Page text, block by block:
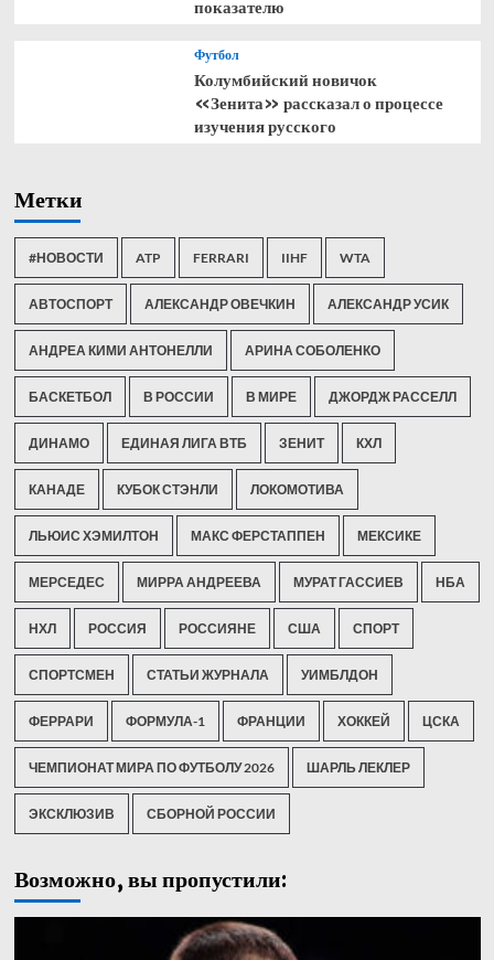
показателю
Футбол
Колумбийский новичок
«Зенита» рассказал о процессе
изучения русского
Метки
#НОВОСТИ ATP FERRARI IIHF WTA
АВТОСПОРТ АЛЕКСАНДР ОВЕЧКИН АЛЕКСАНДР УСИК
АНДРЕА КИМИ АНТОНЕЛЛИ АРИНА СОБОЛЕНКО
БАСКЕТБОЛ В РОССИИ В МИРЕ ДЖОРДЖ РАССЕЛЛ
ДИНАМО ЕДИНАЯ ЛИГА ВТБ ЗЕНИТ КХЛ
КАНАДЕ КУБОК СТЭНЛИ ЛОКОМОТИВА
ЛЬЮИС ХЭМИЛТОН МАКС ФЕРСТАППЕН МЕКСИКЕ
МЕРСЕДЕС МИРРА АНДРЕЕВА МУРАТ ГАССИЕВ НБА
НХЛ РОССИЯ РОССИЯНЕ США СПОРТ
СПОРТСМЕН СТАТЬИ ЖУРНАЛА УИМБЛДОН
ФЕРРАРИ ФОРМУЛА-1 ФРАНЦИИ ХОККЕЙ ЦСКА
ЧЕМПИОНАТ МИРА ПО ФУТБОЛУ 2026 ШАРЛЬ ЛЕКЛЕР
ЭКСКЛЮЗИВ СБОРНОЙ РОССИИ
Возможно, вы пропустили: